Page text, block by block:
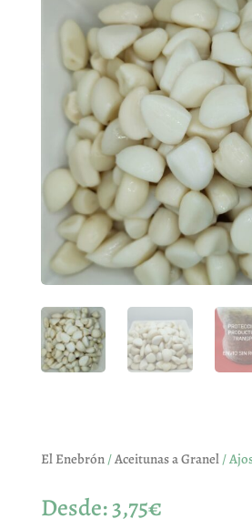
El Enebrón/Aceitunas a Granel/
Desde:3,75€